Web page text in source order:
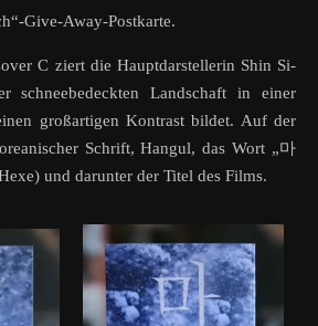
Give-Away-Postkarte.
C ziert die Hauptdarstellerin Shin Si-
schneebedeckten Landschaft in einer
großartigen Kontrast bildet. Auf der
Schrift, Hangul, das Wort „마
und darunter der Titel des Films.